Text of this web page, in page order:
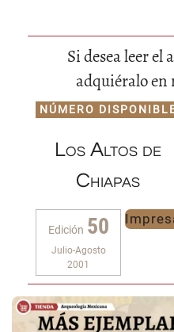
Si desea leer
adquiéralo
NÚMERO
Los Altos de
Chiapas
Edición 50
Julio-Agosto
2001